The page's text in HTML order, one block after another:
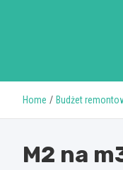
Home Budżet
M2 na